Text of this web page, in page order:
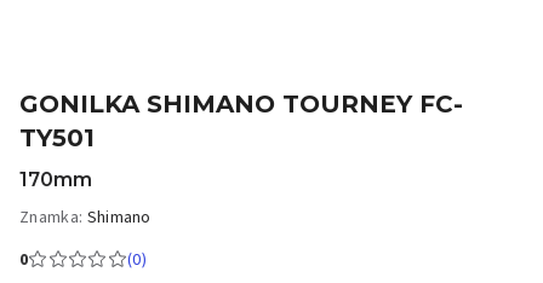
GONILKA SHIMANO TOURNEY FC-
TY501
170mm
Znamka: Shimano
0
(0)